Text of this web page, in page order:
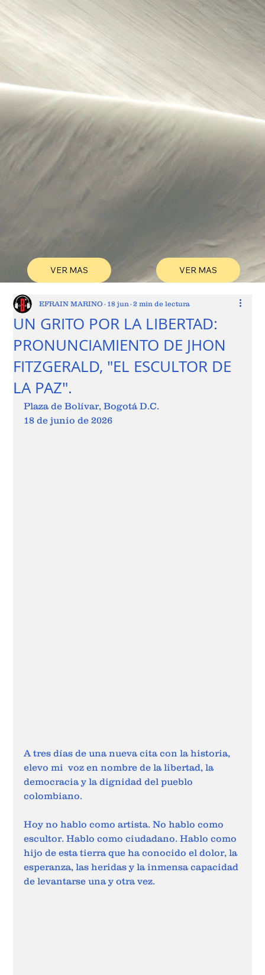
VER MAS VER MAS
UN GRITO POR LA LIBERTAD:
PRONUNCIAMIENTO DE JHON
FITZGERALD, "EL ESCULTOR DE
LA PAZ".
EFRAIN MARINO 18 jun 2 min de lectura
Plaza de Bolívar, Bogotá D.C.
18 de junio de 2026
A tres días de una nueva cita con la historia,
elevo mi  voz en nombre de la libertad, la
democracia y la dignidad del pueblo
colombiano.
Hoy no hablo como artista. No hablo como
escultor. Hablo como ciudadano. Hablo como
hijo de esta tierra que ha conocido el dolor, la
esperanza, las heridas y la inmensa capacidad
de levantarse una y otra vez.